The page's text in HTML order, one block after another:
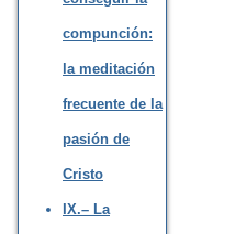
compunción:
la meditación
frecuente de la
pasión de
Cristo
IX.– La